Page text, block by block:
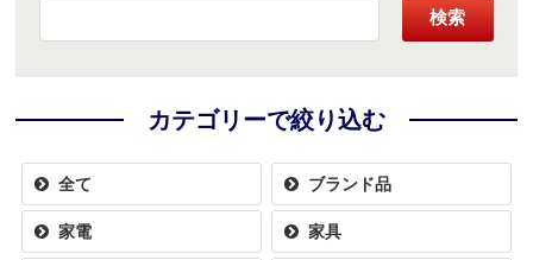
検索
カテゴリーで絞り込む
全て ブランド品
家電 家具